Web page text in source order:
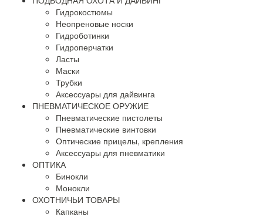
Гидрокостюмы
Неопреновые носки
Гидроботинки
Гидроперчатки
Ласты
Маски
Трубки
Аксессуары для дайвинга
ПНЕВМАТИЧЕСКОЕ ОРУЖИЕ
Пневматические пистолеты
Пневматические винтовки
Оптические прицелы, крепления
Аксессуары для пневматики
ОПТИКА
Бинокли
Монокли
ОХОТНИЧЬИ ТОВАРЫ
Капканы